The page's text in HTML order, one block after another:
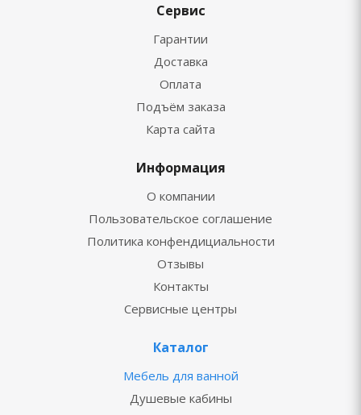
Сервис
Гарантии
Доставка
Оплата
Подъём заказа
Карта сайта
Информация
О компании
Пользовательское соглашение
Политика конфендициальности
Отзывы
Контакты
Сервисные центры
Каталог
Мебель для ванной
Душевые кабины